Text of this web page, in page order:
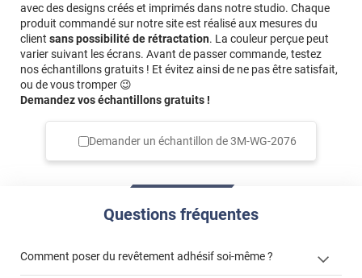
avec des designs créés et imprimés dans notre studio. Chaque
produit commandé sur notre site est réalisé aux mesures du
client sans possibilité de rétractation. La couleur perçue peut
varier suivant les écrans. Avant de passer commande, testez
nos échantillons gratuits ! Et évitez ainsi de ne pas être satisfait,
ou de vous tromper 😉
Demandez vos échantillons gratuits !
Demander un échantillon de3M-WG-2076
Questions fréquentes
Comment poser du revêtement adhésif soi-même ?